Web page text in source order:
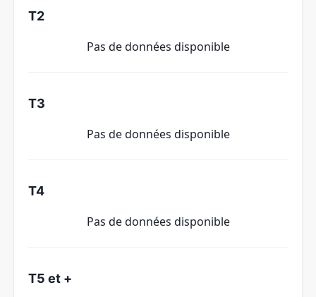
T2
Pas de données disponible
T3
Pas de données disponible
T4
Pas de données disponible
T5 et +